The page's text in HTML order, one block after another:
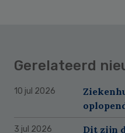
Gerelateerd
10 jul 2026
3 jul 2026
Dit zijn